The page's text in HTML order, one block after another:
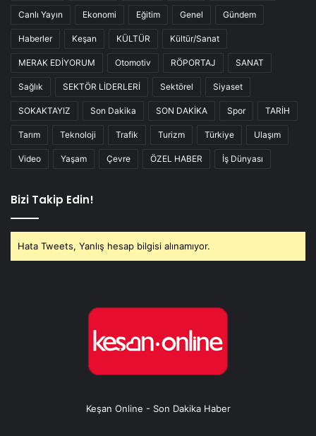
Canlı Yayın Ekonomi Eğitim Genel Gündem
Haberler Keşan KÜLTÜR Kültür/Sanat
MERAK EDİYORUM Otomotiv RÖPORTAJ SANAT
Sağlık SEKTÖR LİDERLERİ Sektörel Siyaset
SOKAKTAYIZ Son Dakika SON DAKİKA Spor TARİH
Tarım Teknoloji Trafik Turizm Türkiye Ulaşım
Video Yaşam Çevre ÖZEL HABER İş Dünyası
Bizi Takip Edin!
Hata Tweets, Yanlış hesap bilgisi alınamıyor.
Keşan Online - Son Dakika Haber